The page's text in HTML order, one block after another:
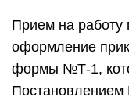
Прием на работу
оформление
формы №Т-1,